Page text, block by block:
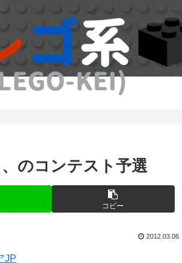
のコンテスト予選
コピー
2012.03.06